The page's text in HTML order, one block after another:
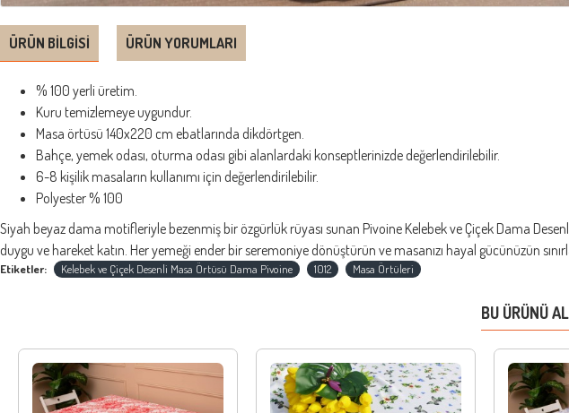
ÜRÜN BILGISI ÜRÜN YORUMLARI
% 100 yerli üretim.
Kuru temizlemeye uygundur.
Masa örtüsü 140x220 cm ebatlarında dikdörtgen.
Bahçe, yemek odası, oturma odası gibi alanlardaki konseptlerinizde değerlendirilebilir.
6-8 kişilik masaların kullanımı için değerlendirilebilir.
Polyester % 100
Siyah beyaz dama motifleriyle bezenmiş bir özgürlük rüyası sunan Pivoine Kelebek ve Çiçek Dama
duygu ve hareket katın. Her yemeği ender bir seremoniye dönüştürün ve masanızı hayal gücünüzün
Etiketler: Kelebek ve Çiçek Desenli Masa Örtüsü Dama Pivoine 1012 Masa Örtüleri
BU ÜRÜNÜ